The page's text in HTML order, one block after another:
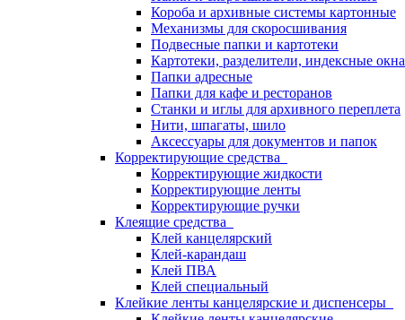
Короба и архивные системы картонные
Механизмы для скоросшивания
Подвесные папки и картотеки
Картотеки, разделители, индексные окна
Папки адресные
Папки для кафе и ресторанов
Станки и иглы для архивного переплета
Нити, шпагаты, шило
Аксессуары для документов и папок
Корректирующие средства
Корректирующие жидкости
Корректирующие ленты
Корректирующие ручки
Клеящие средства
Клей канцелярский
Клей-карандаш
Клей ПВА
Клей специальный
Клейкие ленты канцелярские и диспенсеры